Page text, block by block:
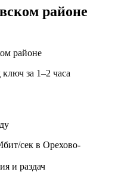
районе
районе
за 1–2 часа
сек в Орехово-
и раздач